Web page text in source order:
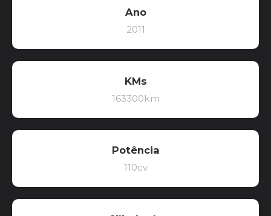
Ano
2011
KMs
163300km
Potência
110cv